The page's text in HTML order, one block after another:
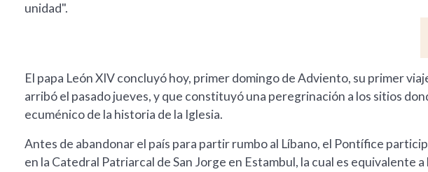
unidad".
El papa León XIV concluyó hoy, primer domingo de Adviento, su primer
arribó el pasado jueves, y que constituyó una peregrinación a los sitios
ecuménico de la historia de la Iglesia.
Antes de abandonar el país para partir rumbo al Líbano, el Pontífice
en la Catedral Patriarcal de San Jorge en Estambul, la cual es equivalente